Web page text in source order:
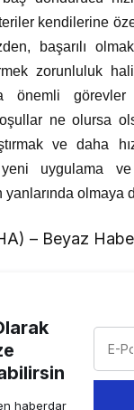
kendilerine
başarılı
zorunluluk
önemli
ne olursa
ve daha
uygulama
yanlarında olmaya
– Beyaz
haberdar